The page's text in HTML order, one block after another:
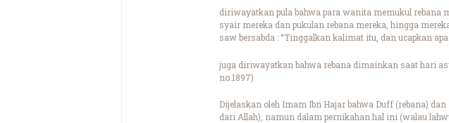
diriwayatkan pula bahwa para wanita memukul rebana
syair mereka dan pukulan rebana mereka, hingga
saw bersabda : “Tinggalkan kalimat itu, dan ucapkan
juga diriwayatkan bahwa rebana dimainkan saat hari
no.1897)
Dijelaskan oleh Imam Ibn Hajar bahwa Duff (rebana)
dari Allah), namun dalam pernikahan hal ini (walau